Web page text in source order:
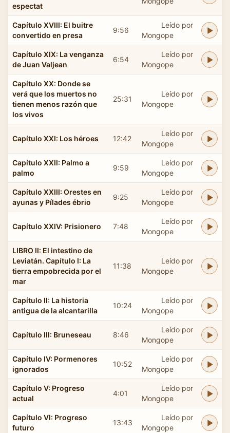
espectat
Capítulo XVIII: El buitre
convertido en presa
9:56
Leído por
Mongope
Capítulo XIX: La venganza
de Juan Valjean
6:54
Leído por
Mongope
Capítulo XX: Donde se
verá que los muertos no
tienen menos razón que
los vivos
25:31
Leído por
Mongope
Capítulo XXI: Los héroes 12:42
Leído por
Mongope
Capítulo XXII: Palmo a
palmo
9:59
Leído por
Mongope
Capítulo XXIII: Orestes en
ayunas y Pílades ébrio
9:25
Leído por
Mongope
Capítulo XXIV: Prisionero 7:48
Leído por
Mongope
LIBRO II: El intestino de
Leviatán. Capítulo I: La
tierra empobrecida por el
mar
11:38
Leído por
Mongope
Capítulo II: La historia
antigua de la alcantarilla
10:24
Leído por
Mongope
Capítulo III: Bruneseau 8:46
Leído por
Mongope
Capítulo IV: Pormenores
ignorados
10:52
Leído por
Mongope
Capítulo V: Progreso
actual
4:01
Leído por
Mongope
Capítulo VI: Progreso
futuro
13:43
Leído por
Mongope